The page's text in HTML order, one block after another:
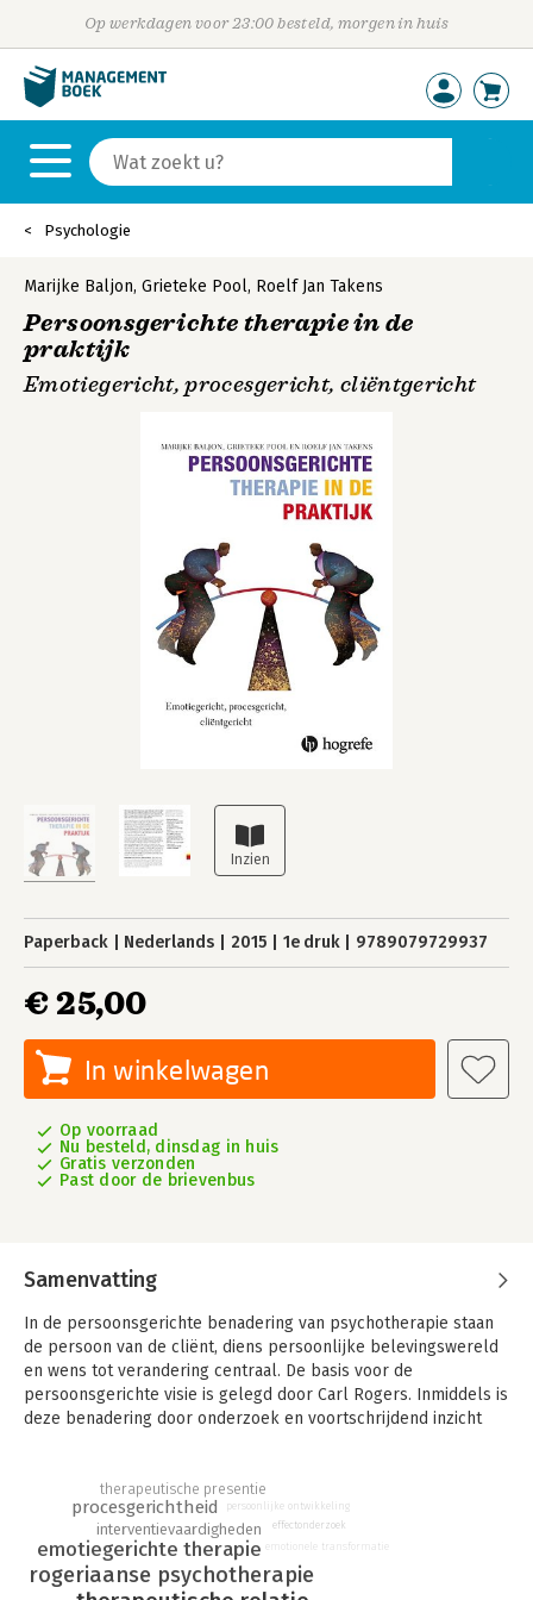
Op werkdagen voor 23:00 besteld, morgen in huis
Psychologie
Marijke Baljon, Grieteke Pool, Roelf Jan Takens
Persoonsgerichte therapie in de
praktijk
Emotiegericht, procesgericht, cliëntgericht
Paperback Nederlands 2015 1e druk 9789079729937
€ 25,00
In winkelwagen
Op voorraad
Nu besteld, dinsdag in huis
Gratis verzonden
Past door de brievenbus
Samenvatting
In de persoonsgerichte benadering van psychotherapie staan
de persoon van de cliënt, diens persoonlijke belevingswereld
en wens tot verandering centraal. De basis voor de
persoonsgerichte visie is gelegd door Carl Rogers. Inmiddels is
deze benadering door onderzoek en voortschrijdend inzicht
In 'Persoonsgerichte therapie in de praktijk' beschrijven
Marijke Balion, Grieteke Pool en Roelf Jan Takens de huidige
stand van zaken. Zij laten zien hoe de afgelopen jaren non-
directiviteit heeft plaatsgemaakt voor procesgerichtheid, en
hoe de oorspronkelijke anti-diagnostische houding is
rogeriaanse psychotherapie
emotiegerichte therapie
interventievaardigheden
procesgerichtheid
therapeutische presentie
persoonlijke ontwikkeling
emotionele transformatie
effectonderzoek